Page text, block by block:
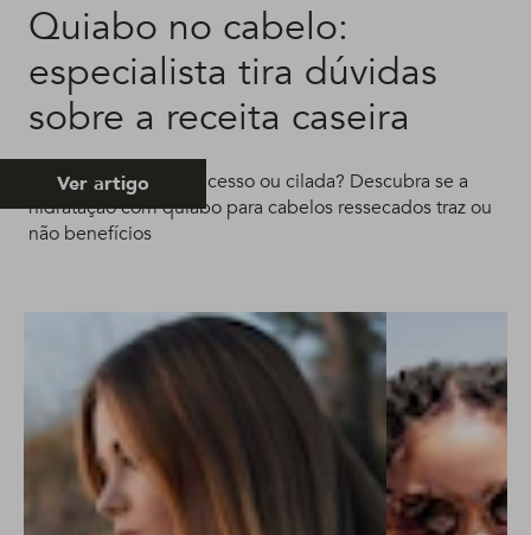
Quiabo no cabelo:
especialista tira dúvidas
sobre a receita caseira
Quiabo no cabelo: sucesso ou cilada? Descubra se a
hidratação com quiabo para cabelos ressecados traz ou
não benefícios
Ver artigo